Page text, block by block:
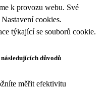
k provozu webu. Své
Nastavení cookies.
týkající se souborů cookie.
důvodů
měřit efektivitu